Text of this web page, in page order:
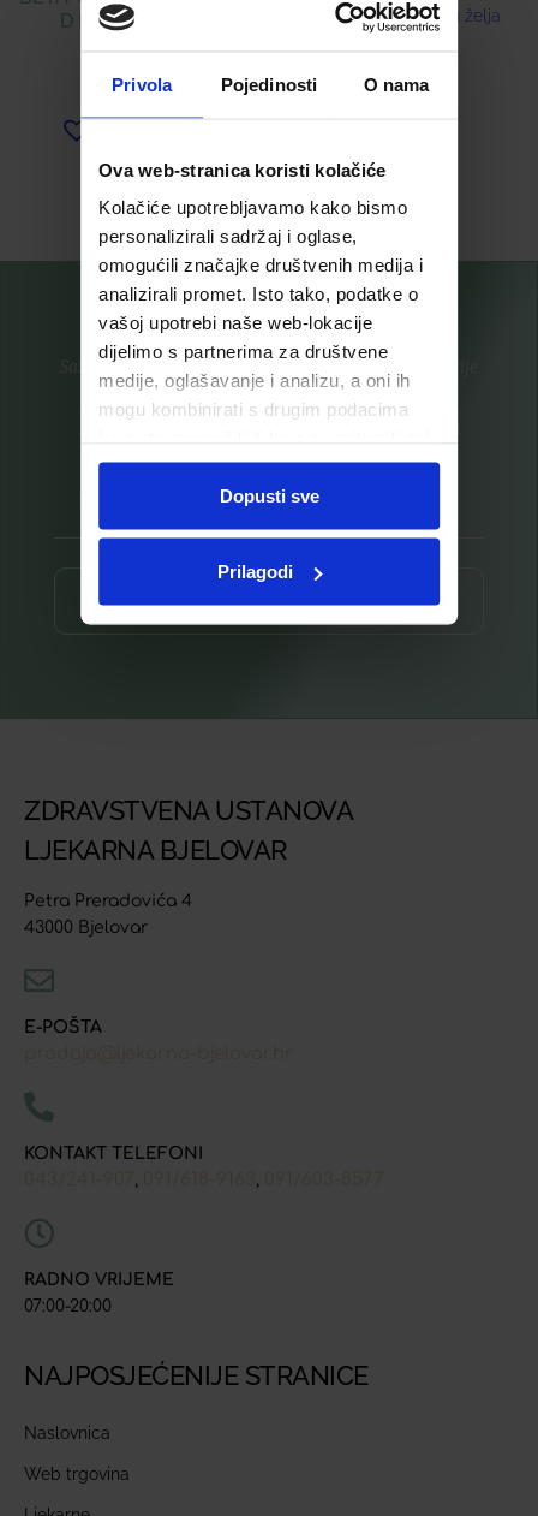
Privola Pojedinosti O nama
Ova web-stranica koristi kolačiće
Kolačiće upotrebljavamo kako bismo
personalizirali sadržaj i oglase,
omogućili značajke društvenih medija i
analizirali promet. Isto tako, podatke o
vašoj upotrebi naše web-lokacije
dijelimo s partnerima za društvene
medije, oglašavanje i analizu, a oni ih
mogu kombinirati s drugim podacima
ste upotrebljavali njihove usluge.
Dopusti sve
Prilagodi
D KAPSULE Á 30
18,00 €
Dodaj u listu želja
Saznajte prvi za nove proizvode i ekskluzivne promocije
Prijavite se na listu za novosti
Prijava ⟶
ZDRAVSTVENA USTANOVA
LJEKARNA BJELOVAR
Petra Preradovića 4
43000 Bjelovar
E-POŠTA
KONTAKT TELEFONI
, ,
RADNO VRIJEME
07:00-20:00
NAJPOSJEĆENIJE STRANICE
Naslovnica
Web trgovina